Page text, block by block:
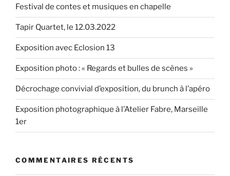
Festival de contes et musiques en chapelle
Tapir Quartet, le 12.03.2022
Exposition avec Eclosion 13
Exposition photo : « Regards et bulles de scènes »
Décrochage convivial d’exposition, du brunch à l’apéro
Exposition photographique à l’Atelier Fabre, Marseille
1er
COMMENTAIRES RÉCENTS